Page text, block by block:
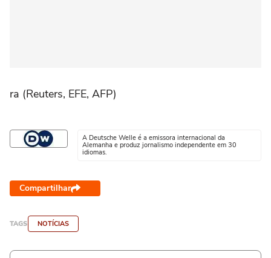
ra (Reuters, EFE, AFP)
A Deutsche Welle é a emissora internacional da
Alemanha e produz jornalismo independente em 30
idiomas.
Compartilhar
TAGS NOTÍCIAS